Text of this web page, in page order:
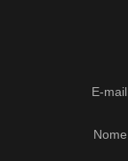
E-mail
Nome